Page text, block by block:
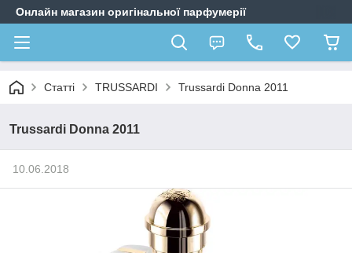
Онлайн магазин оригінальної парфумерії
Статті TRUSSARDI Trussardi Donna 2011
Trussardi Donna 2011
10.06.2018